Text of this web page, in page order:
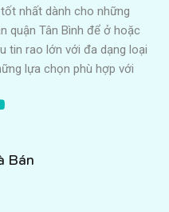
nhất dành cho những
quận Tân Bình để ở hoặc
tin rao lớn với đa dạng loại
lựa chọn phù hợp với
Bán